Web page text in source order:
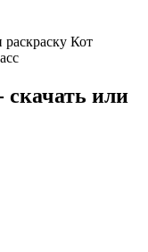
Кот
скачать или